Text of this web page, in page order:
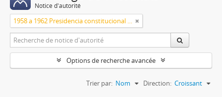
Notice d'autorité
1958 a 1962 Presidencia constitucional de Arturo Frondizi
Options de recherche avancée
Trier par: Nom Direction: Croissant